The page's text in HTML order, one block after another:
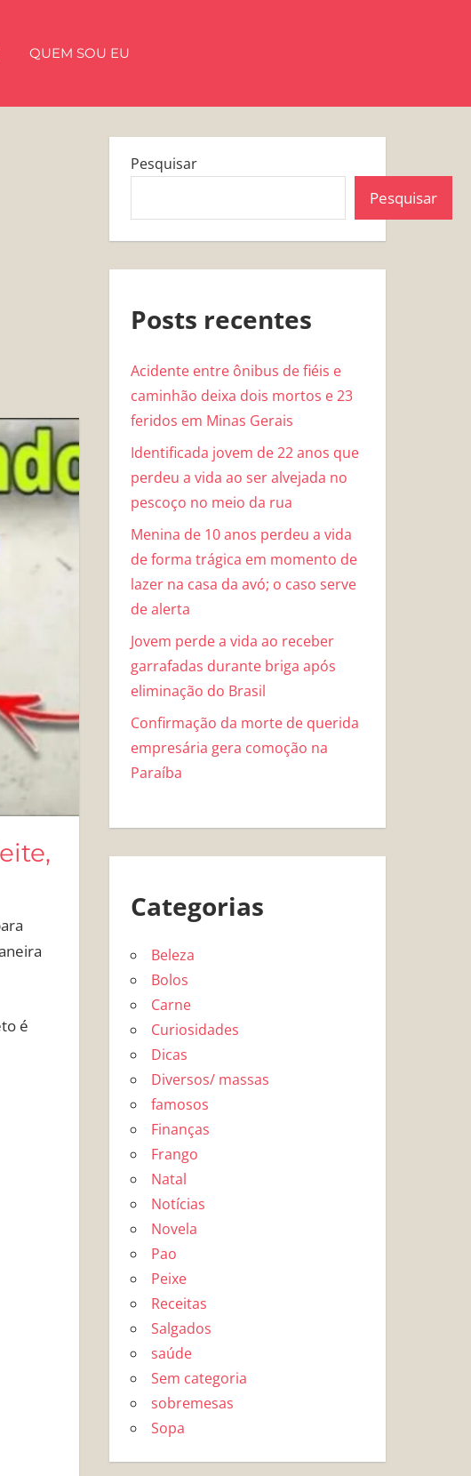
QUEM SOU EU
é
Pesquisar
Pesquisar
Posts recentes
Acidente entre ônibus de fiéis e
caminhão deixa dois mortos e 23
feridos em Minas Gerais
Identificada jovem de 22 anos que
perdeu a vida ao ser alvejada no
pescoço no meio da rua
Menina de 10 anos perdeu a vida
de forma trágica em momento de
lazer na casa da avó; o caso serve
de alerta
Jovem perde a vida ao receber
garrafadas durante briga após
eliminação do Brasil
Confirmação da morte de querida
empresária gera comoção na
Paraíba
Categorias
Beleza
Bolos
Carne
Curiosidades
Dicas
Diversos/ massas
famosos
Finanças
Frango
Natal
Notícias
Novela
Pao
Peixe
Receitas
Salgados
saúde
Sem categoria
sobremesas
Sopa